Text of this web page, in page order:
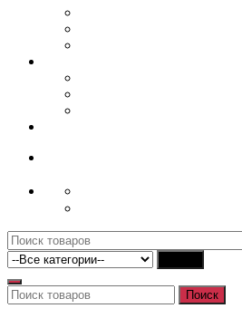
Поиск
для:
Поиск
для:
Поиск